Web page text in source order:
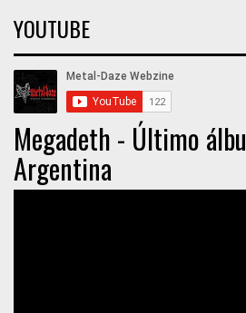
YOUTUBE
Megadeth - Último
Argentina